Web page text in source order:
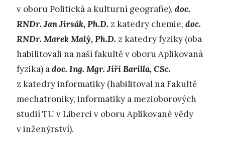
v oboru Politická a kulturní geografie), doc.
RNDr. Jan Jirsák, Ph.D. z katedry chemie, doc.
RNDr. Marek Malý, Ph.D. z katedry fyziky (oba
habilitovali na naší fakultě v oboru Aplikovaná
fyzika) adoc. Ing. Mgr. Jiří Barilla, CSc.
z katedry informatiky (habilitoval na Fakultě
mechatroniky, informatiky a mezioborových
studií TU v Liberci v oboru Aplikované vědy
v inženýrství).